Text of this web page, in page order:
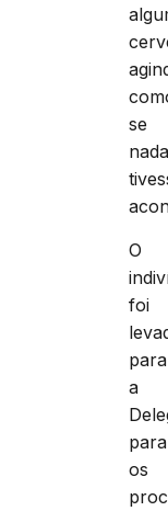
se
O
foi
para
a
para
os